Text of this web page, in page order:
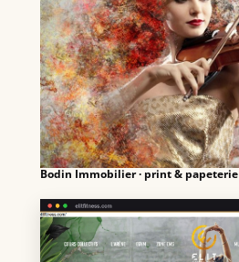
Bodin Immobilier · print & papeterie